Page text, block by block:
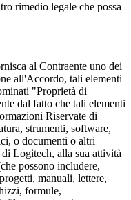
rimedio legale che possa
al Contraente uno dei
all'Accordo, tali elementi
"Proprietà di
dal fatto che tali elementi
Riservate di
strumenti, software,
o documenti o altri
Logitech, alla sua attività
possono includere,
manuali, lettere,
formule,